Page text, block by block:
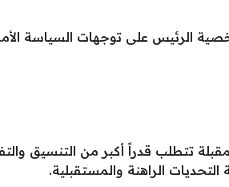
الرئيس على توجهات السياسة
تتطلب قدراً أكبر من التنسيق
الراهنة والمستقبلية.